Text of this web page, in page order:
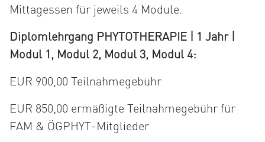
Mittagessen für jeweils 4 Module.
Diplomlehrgang PHYTOTHERAPIE | 1 Jahr |
Modul 1, Modul 2, Modul 3, Modul 4:
EUR 900,00 Teilnahmegebühr
EUR 850,00 ermäßigte Teilnahmegebühr für
FAM & ÖGPHYT-Mitglieder